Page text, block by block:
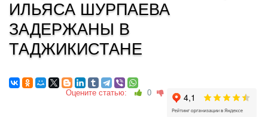
ИЛЬЯСА ШУРПАЕВА
ЗАДЕРЖАНЫ В
ТАДЖИКИСТАНЕ
Оцените статью: 0